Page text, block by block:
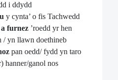
i ddydd
y cynta’ o fis Tachwedd
furnez ’roedd yr hen
/ yn llawn doethineb
pan oedd/ fydd yn taro
hanner/ganol nos